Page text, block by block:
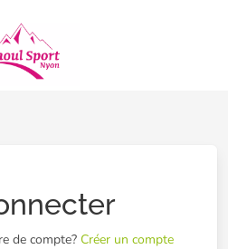
de compte? Créer un compte